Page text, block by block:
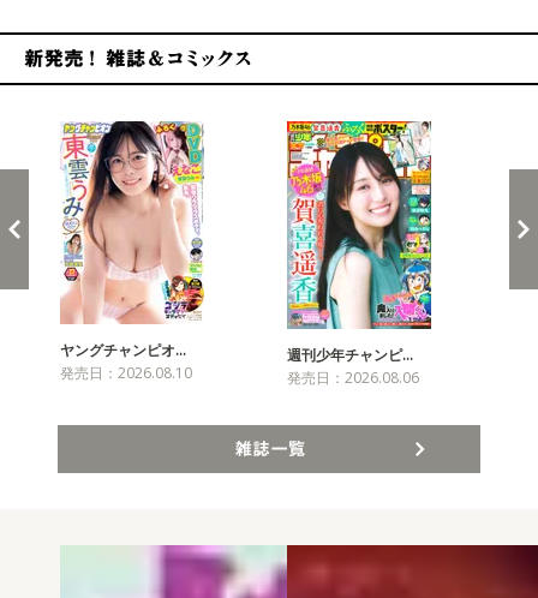
ヤングチャンピオ…
発売日：2026.08.10
週刊少年チャンピ…
発売日：2026.08.06